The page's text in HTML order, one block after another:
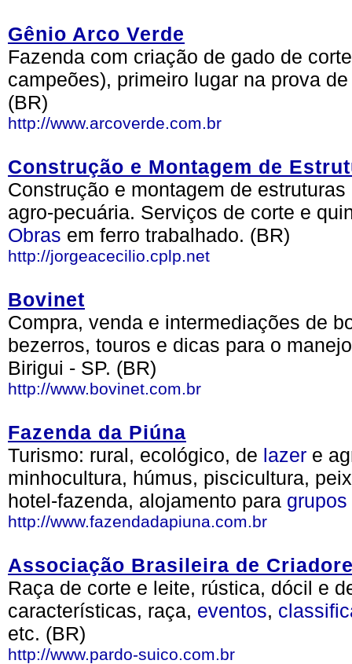
Gênio Arco Verde
Fazenda com criação de gado de
campeões), primeiro lugar na prova
(BR)
http://www.arcoverde.com.br
Construção e Montagem de
Construção e montagem de estruturas
agro-pecuária. Serviços de corte e
Obras em ferro trabalhado. (BR)
http://jorgeacecilio.cplp.net
Bovinet
Compra, venda e intermediações de
bezerros, touros e dicas para o
Birigui - SP. (BR)
http://www.bovinet.com.br
Fazenda da Piúna
Turismo: rural, ecológico, de lazer e
minhocultura, húmus, piscicultura,
hotel-fazenda, alojamento para grupos
http://www.fazendadapiuna.com.br
Associação Brasileira de
Raça de corte e leite, rústica, dócil e
características, raça, eventos,
etc. (BR)
http://www.pardo-suico.com.br